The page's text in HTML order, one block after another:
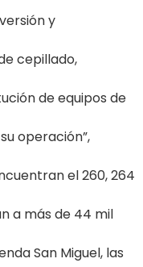
y
cepillado,
de equipos de
operación”,
el 260, 264
a más de 44 mil
San Miguel, las